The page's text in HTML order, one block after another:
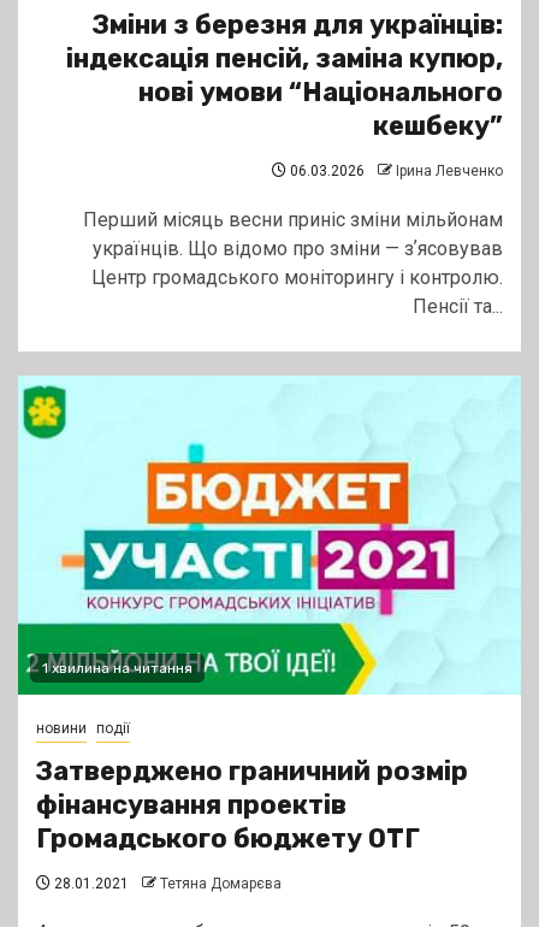
Зміни з березня для українців:
індексація пенсій, заміна купюр,
нові умови “Національного
кешбеку”
06.03.2026 Ірина Левченко
Перший місяць весни приніс зміни мільйонам
українців. Що відомо про зміни — зʼясовував
Центр громадського моніторингу і контролю.
Пенсії та...
1 хвилина на читання
новини події
Затверджено граничний розмір
фінансування проектів
Громадського бюджету ОТГ
28.01.2021 Тетяна Домарєва